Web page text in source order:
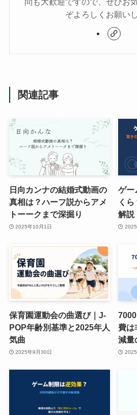
ぞよろしくお願い
関連記事
日向カンナの結婚式動画の
真相は？ハーフ説からアメ
トーークまで深掘り
2025年10月1日
ゲー
く
解説
保育園運動会の曲選び｜J-
POP年齢別基準と2025年人
気曲
2025年9月30日
費は
減量